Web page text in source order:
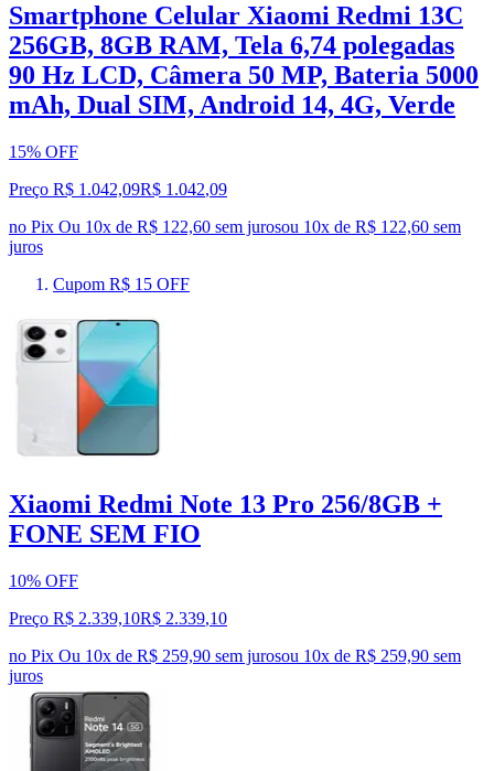
Smartphone Celular Xiaomi Redmi 13C
256GB, 8GB RAM, Tela 6,74 polegadas
90 Hz LCD, Câmera 50 MP, Bateria 5000
mAh, Dual SIM, Android 14, 4G, Verde
15% OFF
Preço R$ 1.042,09R$ 1.042,09
no Pix Ou 10x de R$ 122,60 sem jurosou 10x de R$ 122,60 sem
juros
Cupom R$ 15 OFF
Xiaomi Redmi Note 13 Pro 256/8GB +
FONE SEM FIO
10% OFF
Preço R$ 2.339,10R$ 2.339,10
no Pix Ou 10x de R$ 259,90 sem jurosou 10x de R$ 259,90 sem
juros